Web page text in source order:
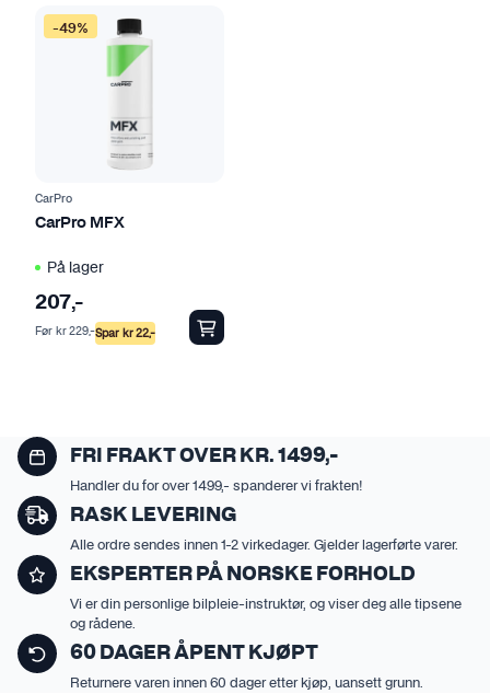
v
a
i
a
n
.
A
l
t
e
r
n
t
i
-49%
CarPro
CarPro MFX
På lager
207,-
Spar kr22,-
Før kr229,-
FRI FRAKT OVER KR. 1499,-
Handler du for over 1499,- spanderer vi frakten!
RASK LEVERING
Alle ordre sendes innen 1-2 virkedager. Gjelder lagerførte varer.
EKSPERTER PÅ NORSKE FORHOLD
Vi er din personlige bilpleie-instruktør, og viser deg alle tipsene
og rådene.
60 DAGER ÅPENT KJØPT
Returnere varen innen 60 dager etter kjøp, uansett grunn.